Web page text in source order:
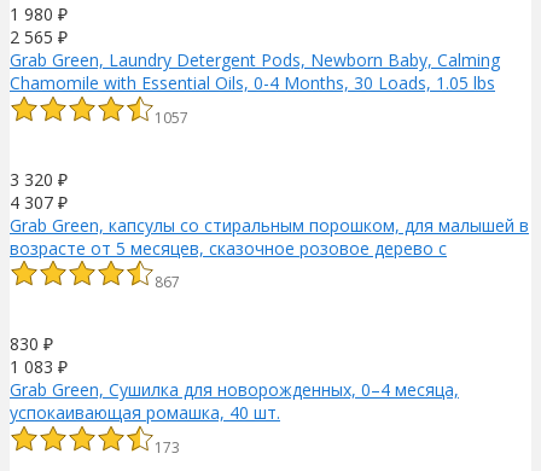
1 980 ₽
2 565 ₽
Grab Green, Laundry Detergent Pods, Newborn Baby, Calming
Chamomile with Essential Oils, 0-4 Months, 30 Loads, 1.05 lbs
(480 g)
1057
3 320 ₽
4 307 ₽
Grab Green, капсулы со стиральным порошком, для малышей в
возрасте от 5 месяцев, сказочное розовое дерево с
эфирными маслами, 50 загрузок, 800 г (1,76 фунта)
867
830 ₽
1 083 ₽
Grab Green, Сушилка для новорожденных, 0–4 месяца,
успокаивающая ромашка, 40 шт.
173